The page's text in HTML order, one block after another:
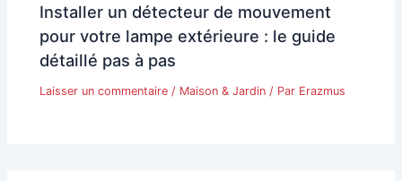
Installer un détecteur de mouvement
pour votre lampe extérieure : le guide
détaillé pas à pas
Laisser un commentaire / Maison & Jardin / Par Erazmus